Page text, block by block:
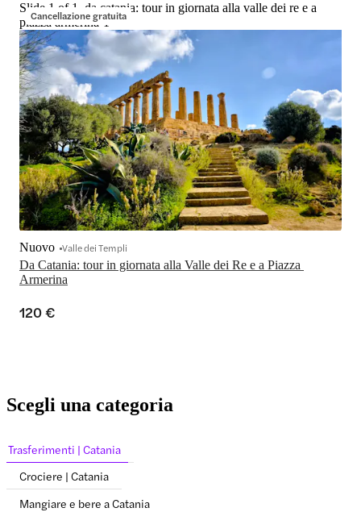
Cancellazione gratuita
Slide 1 of 1, da catania: tour in giornata alla valle dei re e a
piazza armerina-1
Da Catania: tour in giornata alla Valle dei Re e a Piazza
Armerina
Nuovo Valle dei Templi
120 €
Scegli una categoria
Trasferimenti | Catania
Crociere | Catania
Mangiare e bere a Catania